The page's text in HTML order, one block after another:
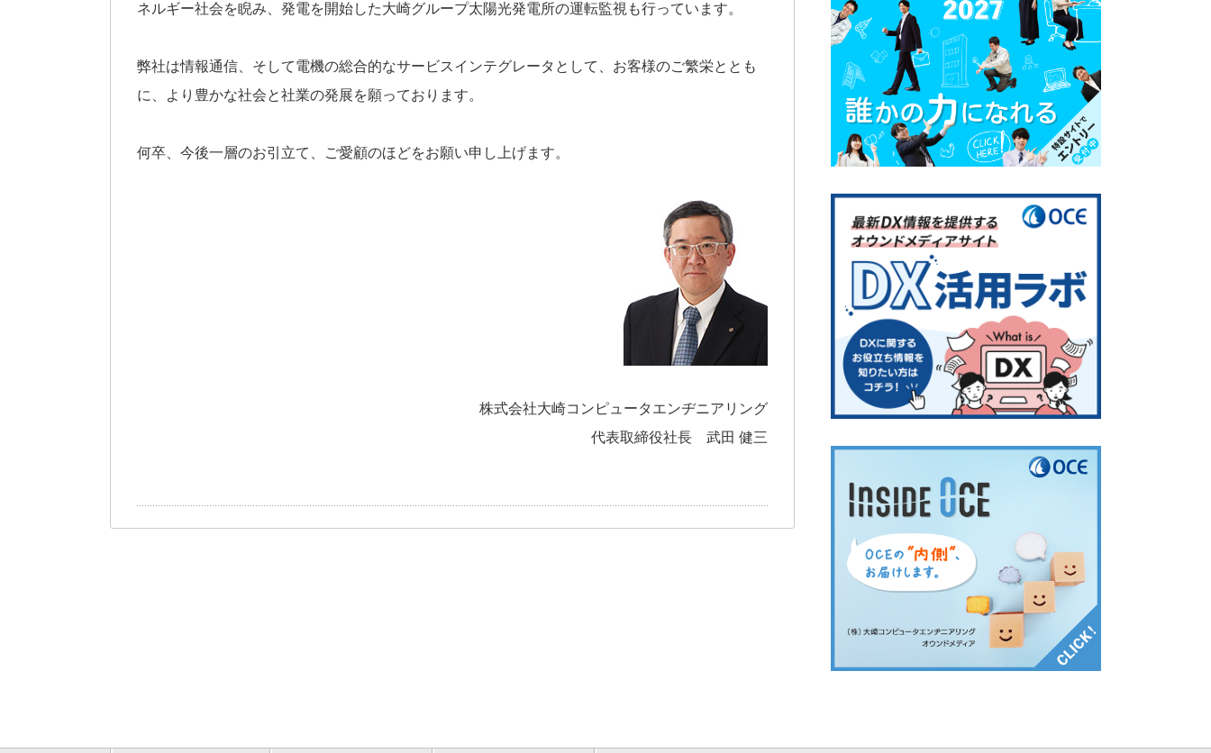
ネルギー社会を睨み、発電を開始した大崎グループ太陽光発電所の運転監視も行っています。
弊社は情報通信、そして電機の総合的なサービスインテグレータとして、お客様のご繁栄ととも
に、より豊かな社会と社業の発展を願っております。
何卒、今後一層のお引立て、ご愛顧のほどをお願い申し上げます。
株式会社大崎コンピュータエンヂニアリング
代表取締役社長 武田 健三